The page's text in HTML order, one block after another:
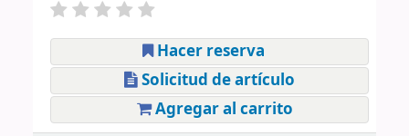
Hacer reserva
Solicitud de artículo
Agregar al carrito